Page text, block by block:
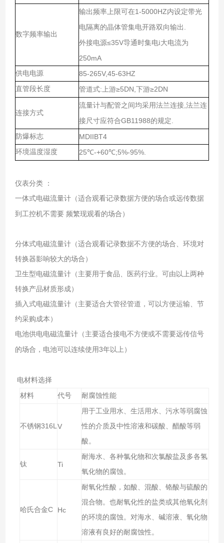
数字频率输出
输出频率上限可在1-5000HZ内设定带光
电隔离的晶体管集电开路双向输出
外接电源≤35V导通时集电i大电流为
250mA
供电电源 85-265V,45-63HZ
直管段长度 管道式: 上游≥5DN, 下游≥2DN
连接方式
流量计与配管之间均采用法兰连接, 法兰连
接尺寸应符合GB11988的规定
防爆标志 MDIIBT4
环境温度湿度 25℃-+60℃;5%-95%.
仪表分类
：
一体式电磁流量计（适合观看记录数据方便的场合或远传数据
到工控机不需要 频繁现观看的场合）
分体式电磁流量计（适合观看记录数据不方便的场合、环境对
转换器影响较大的场合）
卫生型电磁流量计（主要用于食品、医药行业。可由以上两种
转换产品材质形成）
插入式电磁流量计（主要适合大管径管道，可以方便运输、节
约采购成本）
电池供电电磁流量计（主要适合接电不方便或不需要远传信号
的场合，电池可以连续使用3年以上）
电材料选择
材料 代号 耐腐蚀性能
不锈钢316L V
用于工业用水、生活用水、污水等弱腐蚀
性的介质及中性溶液和碳酸、醋酸等弱
酸。
钛 Ti
耐海水、各种氯化物和次氯酸盐及多各氢
氧化物的腐蚀。
哈氏合金C Hc
耐氧化性酸，如酸、混酸、铬酸与硫酸的
混合物。也耐氧化性的盐类或其他氧化剂
的环境的腐蚀。对海水、碱溶液、氧化物
溶液有良好的耐腐蚀性。